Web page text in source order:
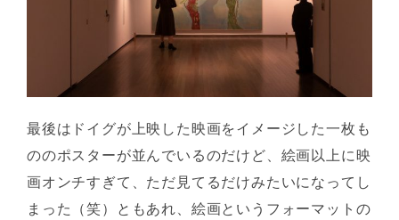
最後はドイグが上映した映画をイメージした一枚も
ののポスターが並んでいるのだけど、絵画以上に映
画オンチすぎて、ただ見てるだけみたいになってし
まった（笑）ともあれ、絵画というフォーマットの